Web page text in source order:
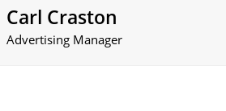
Carl Craston
Advertising Manager